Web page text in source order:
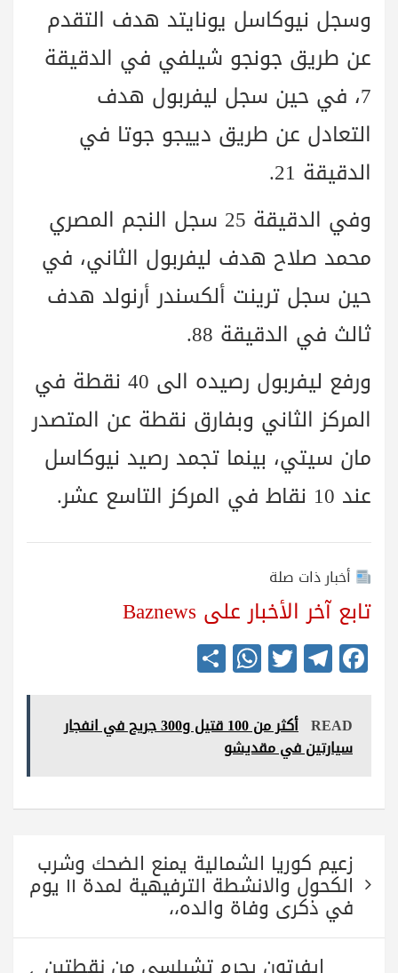
وسجل نيوكاسل يونايتد هدف التقدم
عن طريق جونجو شيلفي في الدقيقة
7، في حين سجل ليفربول هدف
التعادل عن طريق دييجو جوتا في
الدقيقة 21.
وفي الدقيقة 25 سجل النجم المصري
محمد صلاح هدف ليفربول الثاني، في
حين سجل ترينت ألكسندر أرنولد هدف
ثالث في الدقيقة 88.
ورفع ليفربول رصيده الى 40 نقطة في
المركز الثاني وبفارق نقطة عن المتصدر
مان سيتي، بينما تجمد رصيد نيوكاسل
عند 10 نقاط في المركز التاسع عشر.
أخبار ذات صلة
تابع آخر الأخبار على Baznews
Fa
ce
bo
ok
Te
le
gr
a
m
T
wi
tte
r
W
ha
ts
A
pp
re READ
أكثر من 100 قتيل و300 جريح في انفجار
سيارتين في مقديشو
تصفّح
المقالات
زعيم كوريا الشمالية يمنع الضحك وشرب
الكحول والانشطة الترفيهية لمدة ١١ يوم
في ذكرى وفاة والده،،